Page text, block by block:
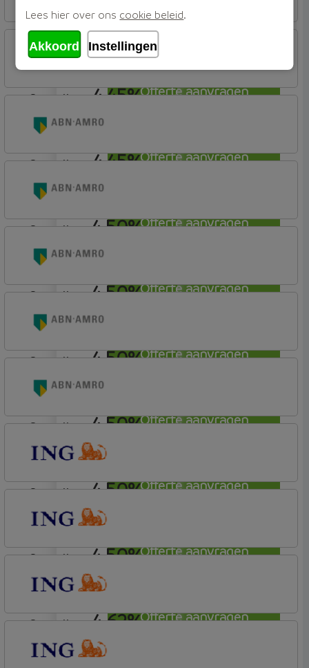
Offerte aanvragen
4,45%
Offerte aanvragen
aflosvrij
4,45%
Offerte aanvragen
Florius
Profijt twaalf
aflosvrij
4,45%
Offerte aanvragen
Woning
aflosvrij
4,50%
Offerte aanvragen
Budget (Incl. Korting)
aflosvrij
4,50%
Offerte aanvragen
Budget
aflosvrij
4,50%
Offerte aanvragen
Woning
aflosvrij
4,50%
Offerte aanvragen
Woning (Incl. Korting)
aflosvrij
4,50%
Offerte aanvragen
Woning (Incl. Korting)
aflosvrij
4,50%
Offerte aanvragen
Basis (Incl. Korting)
aflosvrij
4,62%
Basis (Incl. Korting)
aflosvrij
Basis (Incl. Korting)
Lees hier over ons cookie beleid.
Akkoord Instellingen